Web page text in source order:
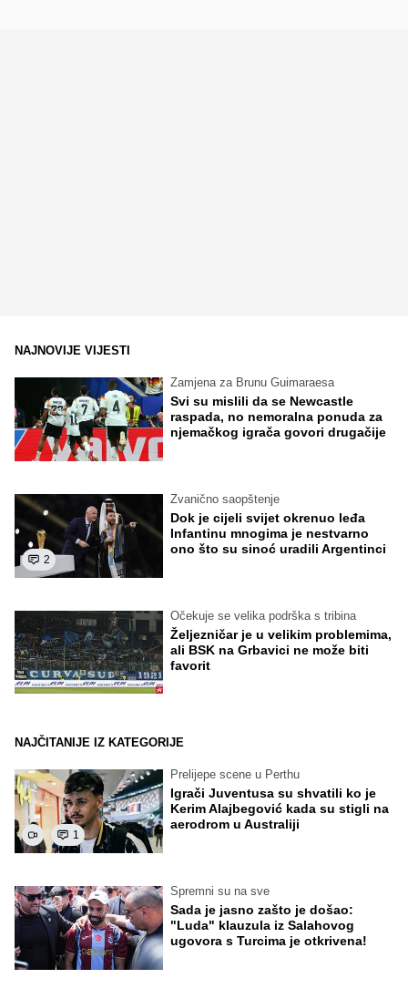
NAJNOVIJE VIJESTI
Zamjena za Brunu Guimaraesa
Svi su mislili da se Newcastle
raspada, no nemoralna ponuda za
njemačkog igrača govori drugačije
2
Zvanično saopštenje
Dok je cijeli svijet okrenuo leđa
Infantinu mnogima je nestvarno
ono što su sinoć uradili Argentinci
Očekuje se velika podrška s tribina
Željezničar je u velikim problemima,
ali BSK na Grbavici ne može biti
favorit
NAJČITANIJE IZ KATEGORIJE
1
Prelijepe scene u Perthu
Igrači Juventusa su shvatili ko je
Kerim Alajbegović kada su stigli na
aerodrom u Australiji
Spremni su na sve
Sada je jasno zašto je došao:
"Luda" klauzula iz Salahovog
ugovora s Turcima je otkrivena!